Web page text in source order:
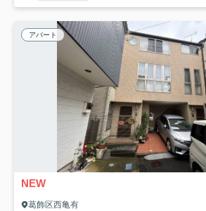
アパート
NEW
葛飾区西亀有